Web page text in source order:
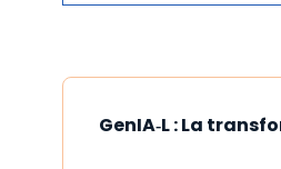
GenIA‑L : La